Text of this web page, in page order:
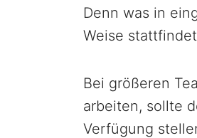
Denn was in
Weise
Bei größeren
arbeiten, sollte
Verfügung